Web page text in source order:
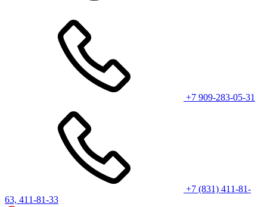
+7 909-283-05-31
+7 (831) 411-81-
63, 411-81-33